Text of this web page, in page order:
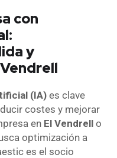
con
y
(IA) es clave
costes y mejorar
en El Vendrell o
optimización a
es el socio